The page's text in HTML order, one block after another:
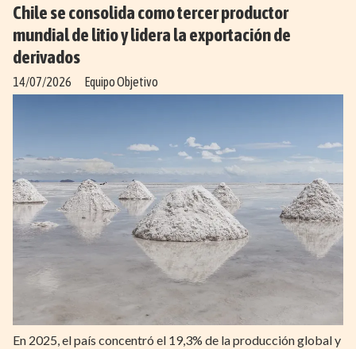
Chile se consolida como tercer productor
mundial de litio y lidera la exportación de
derivados
Equipo Objetivo
14/07/2026
En 2025, el país concentró el 19,3% de la producción global y